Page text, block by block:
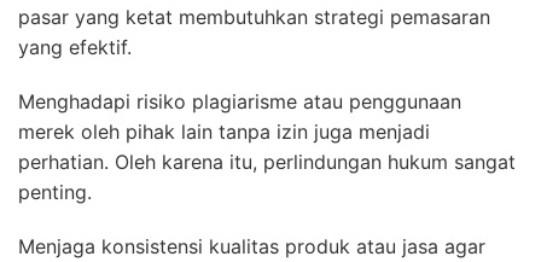
pasar yang ketat membutuhkan strategi pemasaran
yang efektif.
Menghadapi risiko plagiarisme atau penggunaan
merek oleh pihak lain tanpa izin juga menjadi
perhatian. Oleh karena itu, perlindungan hukum sangat
penting.
Menjaga konsistensi kualitas produk atau jasa agar